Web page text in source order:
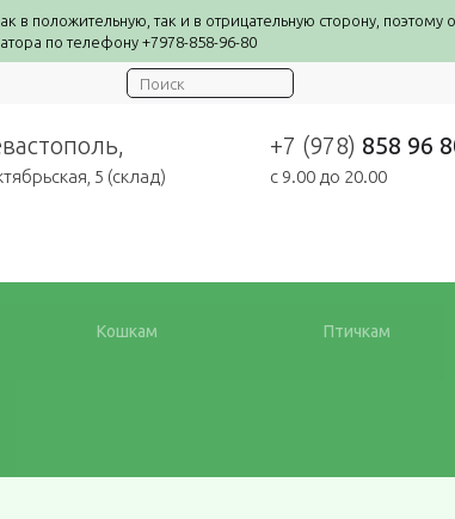
положительную, так и в отрицательную сторону, поэтому
по телефону +7978-858-96-80
5 (склад)
+7 (978) 858 96
c 9.00 до 20.00
Кошкам Птичкам